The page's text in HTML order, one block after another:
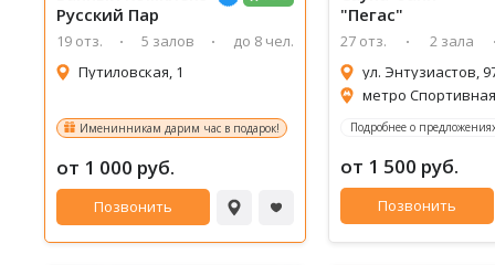
Русский Пар
19 отз. 5 залов
до 8 чел.
Путиловская, 1
Именинникам дарим час в подарок!
от 1 000 руб.
Позвонить
"Пегас"
27 отз.
2 зала
ул. Энтузиастов,
метро
Подробнее о
от 1 500 руб.
Позвонить